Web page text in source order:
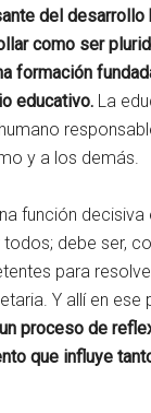
del
como ser
formación
educativo. La
y a los demás.
función
debe ser,
para
Y allí en
proceso de
que influye